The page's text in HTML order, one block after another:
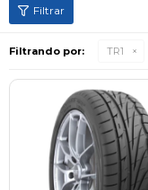
Filtrando por: TR1